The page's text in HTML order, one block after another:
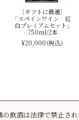
［ギフトに最適］
「スペインワイン 紅
白プレミアムセット」
750ml/2本
¥20,000（税込）
の飲酒は法律で禁止され